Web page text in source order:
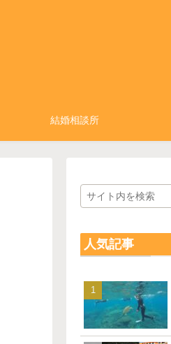
結婚相談所
人気記事